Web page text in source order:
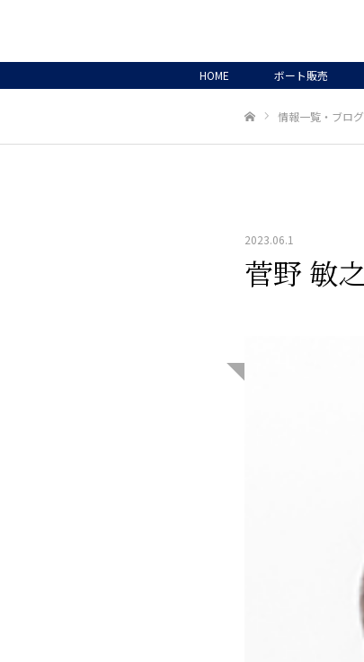
HOME ボート販売
情報一覧・ブログ
2023.06.1
菅野 敏之